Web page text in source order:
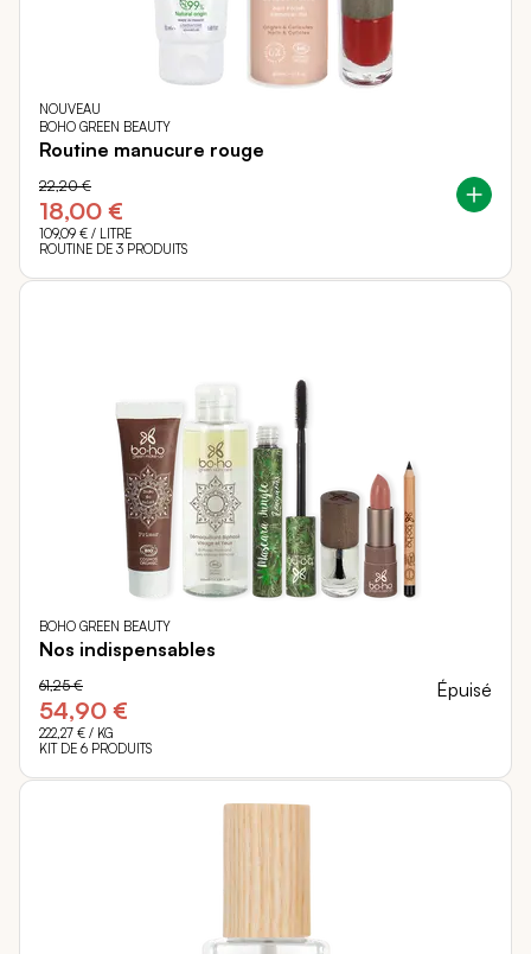
NOUVEAU
BOHO GREEN BEAUTY
Routine manucure rouge
18,00 €
22,20 €
109,09 € / LITRE
ROUTINE DE 3 PRODUITS
BOHO GREEN BEAUTY
Nos indispensables
54,90 €
61,25 €
222,27 € / KG
KIT DE 6 PRODUITS
Épuisé